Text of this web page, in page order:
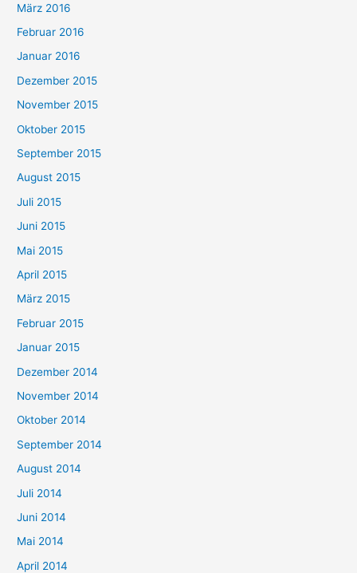
März 2016
Februar 2016
Januar 2016
Dezember 2015
November 2015
Oktober 2015
September 2015
August 2015
Juli 2015
Juni 2015
Mai 2015
April 2015
März 2015
Februar 2015
Januar 2015
Dezember 2014
November 2014
Oktober 2014
September 2014
August 2014
Juli 2014
Juni 2014
Mai 2014
April 2014